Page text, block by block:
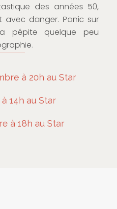
des années 50,
avec danger. Panic sur
pépite quelque peu
à 20h au Star
14h au Star
à 18h au Star